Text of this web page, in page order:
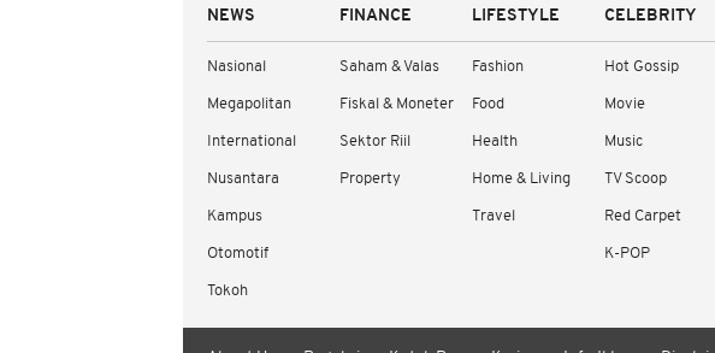
NEWS
Nasional
Megapolitan
International
Nusantara
Kampus
Otomotif
Tokoh
FINANCE
Saham & Valas
Fiskal & Moneter
Sektor Riil
Property
LIFESTYLE
Fashion
Food
Health
Home & Living
Travel
CELEBRITY
Hot Gossip
Movie
Music
TV Scoop
Red Carpet
K-POP